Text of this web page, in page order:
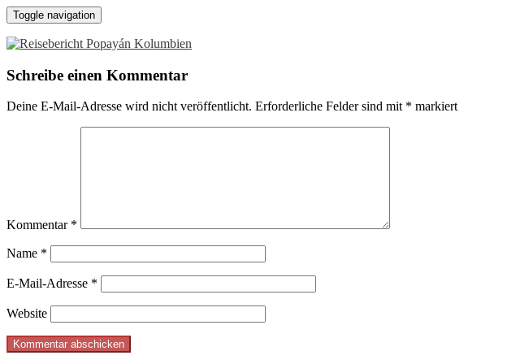
Toggle navigation
Schreibe einen Kommentar
Deine E-Mail-Adresse wird nicht veröffentlicht. Erforderliche Felder sind mit * markiert
Kommentar *
Name *
E-Mail-Adresse *
Website